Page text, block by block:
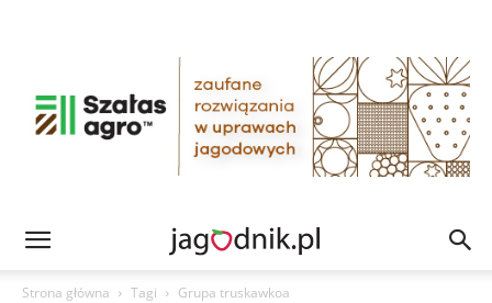
Strona główna Tagi Grupa truskawkoa